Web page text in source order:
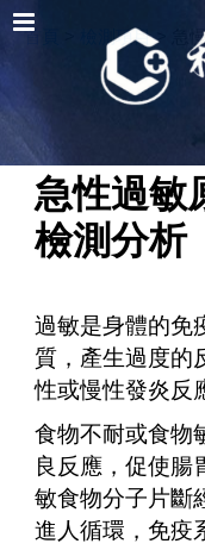
首頁 檢測項目> 急
急性過敏
檢測分析
過敏是身體的免
質，產生過度的
性或慢性發炎反
食物不耐或食物
良反應，促使腸
敏食物分子片斷
進人循環，免疫